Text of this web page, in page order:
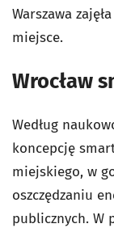
Warszawa
miejsce.
Wrocław
Według
koncepcję
miejskiego, w
oszczędzaniu
publicznych. W